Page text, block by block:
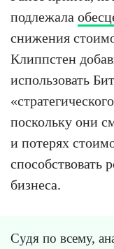
подлежала
снижения
Клиппстен
использовать
поскольку они
и потерях
способствовать
бизнеса.
Судя по всему,